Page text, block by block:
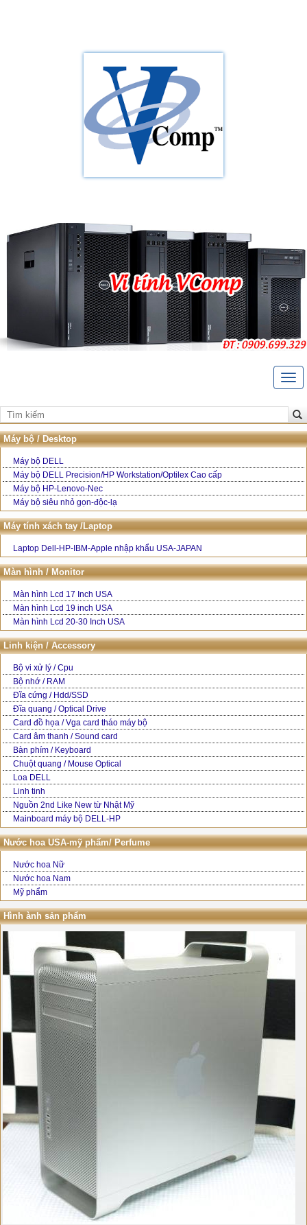
Trang Chủ
Giới thiệu
Bảo hành và hậu mãi
Hướng dẫn mua hàng
Máy bộ / Desktop
Máy bộ DELL
Máy bộ DELL Precision/HP Workstation/Optilex Cao cấp
Máy bộ HP-Lenovo-Nec
Máy bộ siêu nhỏ gọn-độc-lạ
Máy tính xách tay /Laptop
Laptop Dell-HP-IBM-Apple nhập khẩu USA-JAPAN
Màn hình / Monitor
Màn hình Lcd 17 Inch USA
Màn hình Lcd 19 inch USA
Màn hình Lcd 20-30 Inch USA
Linh kiện / Accessory
Bộ vi xử lý / Cpu
Bộ nhớ / RAM
Đĩa cứng / Hdd/SSD
Đĩa quang / Optical Drive
Card đồ họa / Vga card tháo máy bộ
Card âm thanh / Sound card
Bàn phím / Keyboard
Chuột quang / Mouse Optical
Loa DELL
Linh tinh
Nguồn 2nd Like New từ Nhật Mỹ
Mainboard máy bộ DELL-HP
Nước hoa USA-mỹ phẩm/ Perfume
Nước hoa Nữ
Nước hoa Nam
Mỹ phẩm
Hình ành sản phẩm